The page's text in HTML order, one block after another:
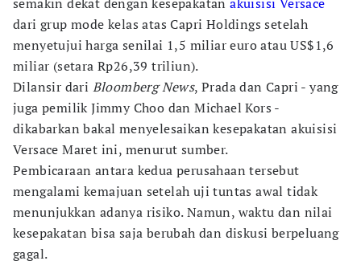
dari grup mode kelas atas Capri Holdings setelah
menyetujui harga senilai 1,5 miliar euro atau US$1,6
miliar (setara Rp26,39 triliun).
Dilansir dari Bloomberg News, Prada dan Capri - yang
juga pemilik Jimmy Choo dan Michael Kors -
dikabarkan bakal menyelesaikan kesepakatan akuisisi
Versace Maret ini, menurut sumber.
Pembicaraan antara kedua perusahaan tersebut
mengalami kemajuan setelah uji tuntas awal tidak
menunjukkan adanya risiko. Namun, waktu dan nilai
kesepakatan bisa saja berubah dan diskusi berpeluang
gagal.